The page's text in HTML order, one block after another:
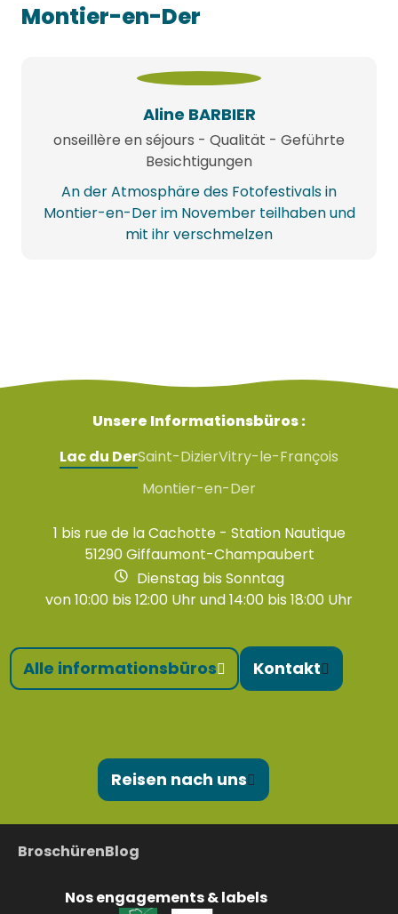
Montier-en-Der
Aline BARBIER
onseillère en séjours - Qualität - Geführte
Besichtigungen
An der Atmosphäre des Fotofestivals in
Montier-en-Der im November teilhaben und
mit ihr verschmelzen
Unsere Informationsbüros :
Lac du DerSaint-DizierVitry-le-François
Montier-en-Der
1 bis rue de la Cachotte - Station Nautique
51290 Giffaumont-Champaubert
Dienstag bis Sonntag
von 10:00 bis 12:00 Uhr und 14:00 bis 18:00 Uhr
Alle informationsbüros Kontakt
Reisen nach uns
BroschürenBlog
Nos engagements & labels